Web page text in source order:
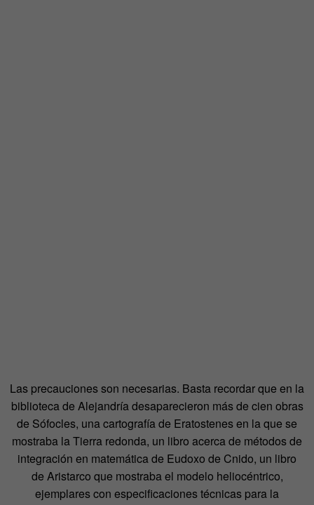
Las precauciones son necesarias. Basta recordar que en la
biblioteca de Alejandría desaparecieron más de cien obras
de Sófocles, una cartografía de Eratostenes en la que se
mostraba la Tierra redonda, un libro acerca de métodos de
integración en matemática de Eudoxo de Cnido, un libro
de Aristarco que mostraba el modelo heliocéntrico,
ejemplares con especificaciones técnicas para la